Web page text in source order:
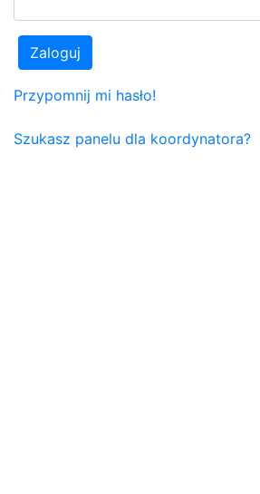
Zaloguj
Przypomnij mi hasło!
Szukasz panelu dla koordynatora?